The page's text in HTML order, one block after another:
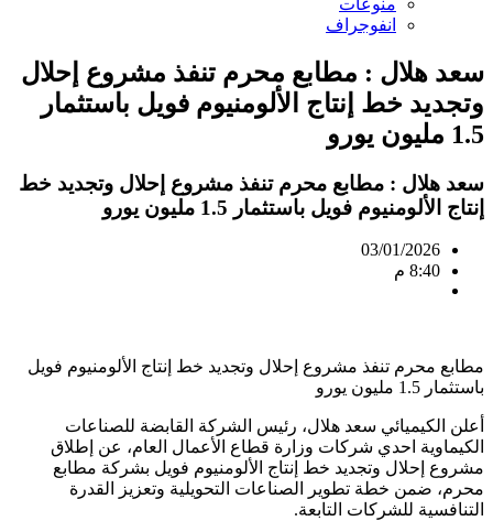
انفوجراف
سعد هلال : مطابع محرم تنفذ مشروع إحلال
وتجديد خط إنتاج الألومنيوم فويل باستثمار
1.5 مليون يورو
سعد هلال : مطابع محرم تنفذ مشروع إحلال وتجديد خط
إنتاج الألومنيوم فويل باستثمار 1.5 مليون يورو
03/01/2026
8:40 م
مطابع محرم تنفذ مشروع إحلال وتجديد خط إنتاج الألومنيوم فويل
باستثمار 1.5 مليون يورو
أعلن الكيميائي سعد هلال، رئيس الشركة القابضة للصناعات
الكيماوية احدي شركات وزارة قطاع الأعمال العام، عن إطلاق
مشروع إحلال وتجديد خط إنتاج الألومنيوم فويل بشركة مطابع
محرم، ضمن خطة تطوير الصناعات التحويلية وتعزيز القدرة
التنافسية للشركات التابعة.